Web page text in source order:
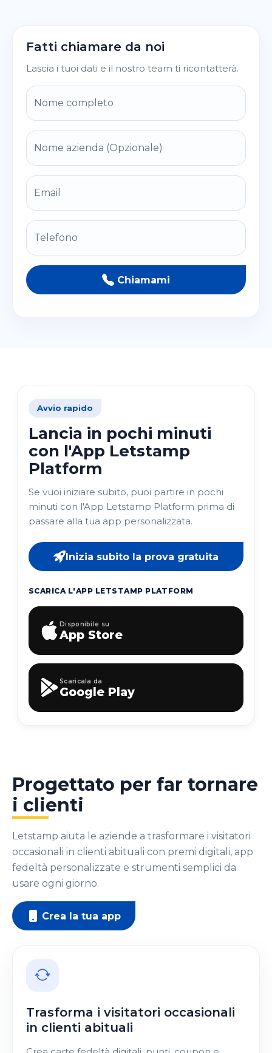
Fatti chiamare da noi
Lascia i tuoi dati e il nostro team ti ricontatterà.
Nome completo
Nome azienda (Opzionale)
Email
Telefono
Chiamami
Avvio rapido
Lancia in pochi minuti
con l'App Letstamp
Platform
Se vuoi iniziare subito, puoi partire in pochi
minuti con l'App Letstamp Platform prima di
passare alla tua app personalizzata.
Inizia subito la prova gratuita
SCARICA L'APP LETSTAMP PLATFORM
Disponibile su
App Store
Scaricala da
Google Play
Progettato per far tornare
i clienti
Letstamp aiuta le aziende a trasformare i visitatori
occasionali in clienti abituali con premi digitali, app
fedeltà personalizzate e strumenti semplici da
usare ogni giorno.
Crea la tua app
Trasforma i visitatori occasionali
in clienti abituali